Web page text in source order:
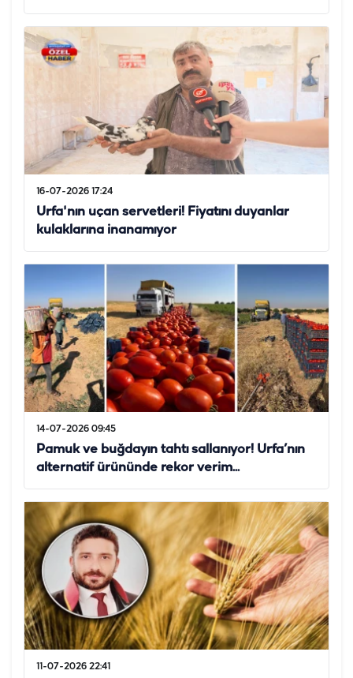
16-07-2026 17:24
Urfa'nın uçan servetleri! Fiyatını duyanlar
kulaklarına inanamıyor
14-07-2026 09:45
Pamuk ve buğdayın tahtı sallanıyor! Urfa’nın
alternatif ürününde rekor verim...
11-07-2026 22:41